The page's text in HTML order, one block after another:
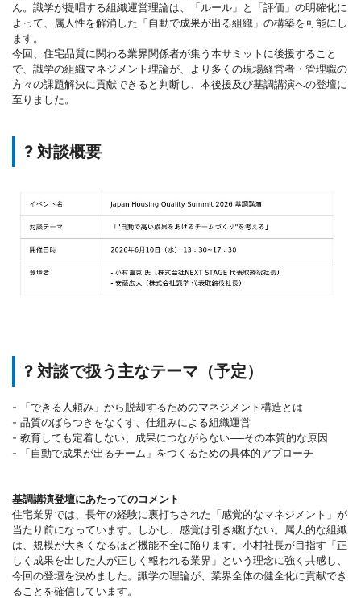
ん。識学が提唱する組織運営理論は、「ルール」と「評価」の明確化に
よって、属人性を解消した「自動で成果が出る組織」の構築を可能にし
ます。
今回、住宅品質に関わる業界関係者が集う本サミットに後援すること
で、識学の組織マネジメント理論が、より多くの現場経営者・管理職の
方々の課題解決に貢献できると判断し、本後援及び基調講演への登壇に
至りました。
? 対談概要
? 対談で扱う主なテーマ（予定）
- 「できる人頼み」から脱却するためのマネジメント構造とは
- 品質のばらつきをなくす、仕組みによる組織運営
- 教育しても定着しない、成果につながらない──その本質的な原因
- 「自動で成果が出るチーム」をつくるための具体的アプローチ
基調講演登壇にあたってのコメント
住宅業界では、長年の経験に裏打ちされた「感覚的なマネジメント」が
当たり前になっています。しかし、感覚は引き継げない。属人的な組織
は、規模が大きくなるほど機能不全に陥ります。小村社長が目指す「正
しく成果を出した人が正しく報われる業界」という理念に強く共感し、
今回の登壇を決めました。識学の理論が、業界全体の健全化に貢献でき
ることを確信しています。